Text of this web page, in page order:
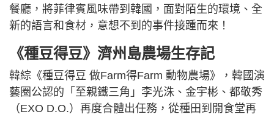
餐廳，將菲律賓風味帶到韓國，面對陌生的環境、全
新的語言和食材，意想不到的事件接踵而來！
《種豆得豆》濟州島農場生存記
韓綜《種豆得豆 做Farm得Farm 動物農場》，韓國演
藝圈公認的「至親鐵三角」李光洙、金宇彬、都敬秀
（EXO D.O.）再度合體出任務，從種田到開食堂再